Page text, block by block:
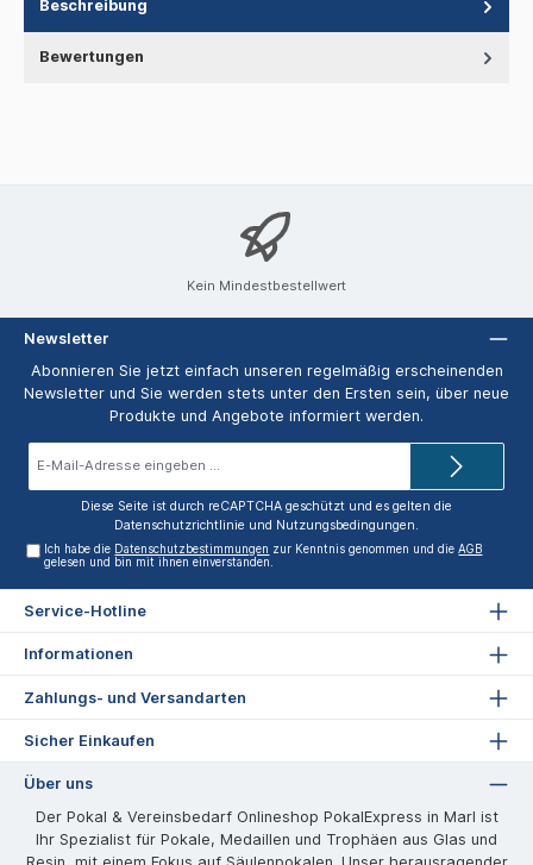
Beschreibung
Bewertungen
Kein Mindestbestellwert
Newsletter
Abonnieren Sie jetzt einfach unseren regelmäßig erscheinenden
Newsletter und Sie werden stets unter den Ersten sein, über neue
Produkte und Angebote informiert werden.
Diese Seite ist durch reCAPTCHA geschützt und es gelten die
Datenschutzrichtlinie und Nutzungsbedingungen.
Ich habe die Datenschutzbestimmungen zur Kenntnis genommen und dieAGB
gelesen und bin mit ihnen einverstanden.
Service-Hotline
Informationen
Zahlungs- und Versandarten
Sicher Einkaufen
Über uns
Der Pokal & Vereinsbedarf Onlineshop PokalExpress in Marl ist
Ihr Spezialist für Pokale, Medaillen und Trophäen aus Glas und